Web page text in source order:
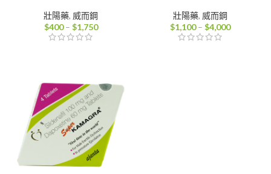
壯陽藥, 威而鋼
$400 – $1,750價
到
$1,750
壯陽藥, 威而鋼
$1,100 – $4,000價